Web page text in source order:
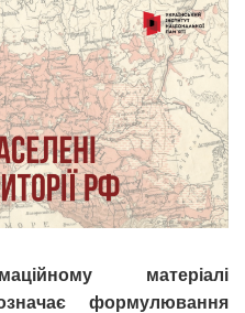
матеріалі
формулювання